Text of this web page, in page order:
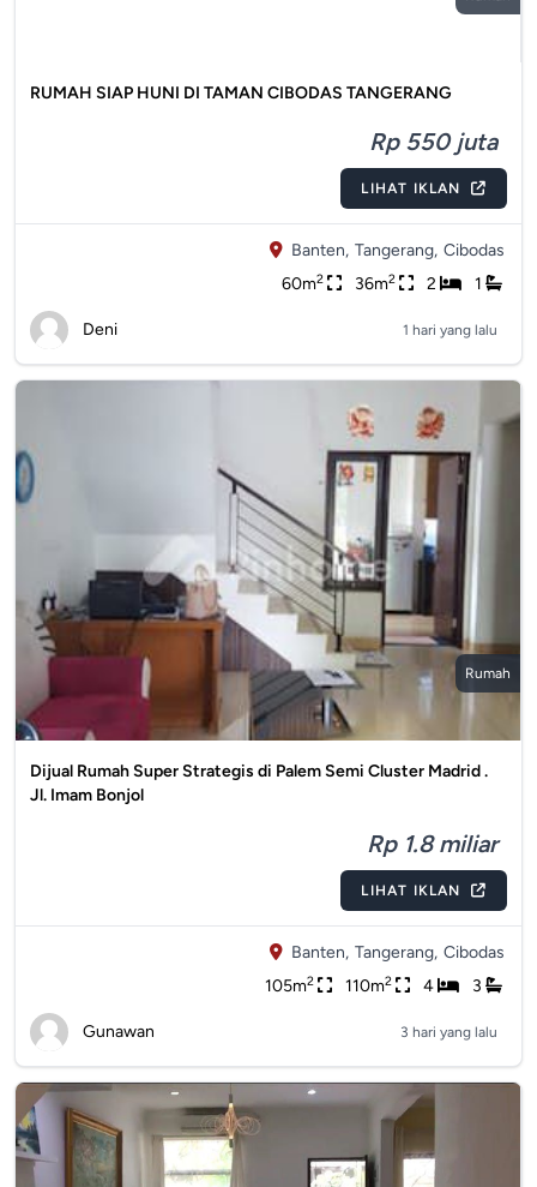
RUMAH SIAP HUNI DI TAMAN CIBODAS TANGERANG
Rp 550 juta
LIHAT IKLAN
Banten, Tangerang, Cibodas
60m2 36m2 2 1
Deni 1 hari yang lalu
Rumah
Dijual Rumah Super Strategis di Palem Semi Cluster Madrid .
Jl. Imam Bonjol
Rp 1.8 miliar
LIHAT IKLAN
Banten, Tangerang, Cibodas
105m2 110m2 4 3
Gunawan 3 hari yang lalu